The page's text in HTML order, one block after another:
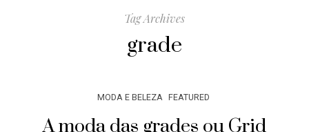
Tag Archives
grade
MODA E BELEZA FEATURED
A moda das grades ou Grid